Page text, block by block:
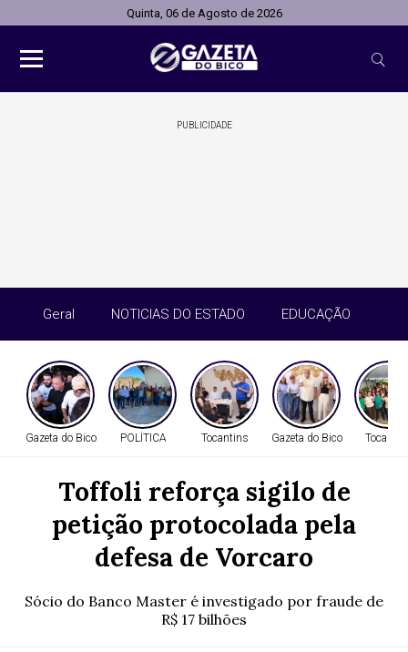
Quinta, 06 de Agosto de 2026
PUBLICIDADE
Geral NOTICIAS DO ESTADO EDUCAÇÃO
Gazeta do Bico POLÍTICA Tocantins Gazeta do Bico
Toffoli reforça sigilo de
petição protocolada pela
defesa de Vorcaro
Sócio do Banco Master é investigado por fraude de
R$ 17 bilhões